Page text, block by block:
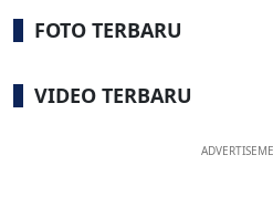
FOTO TERBARU
VIDEO TERBARU